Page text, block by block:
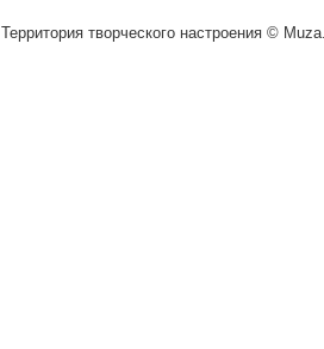
Территория творческого настроения ©